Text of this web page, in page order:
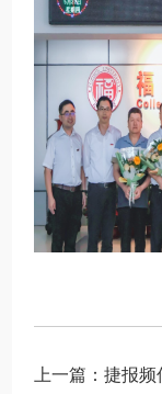
上一篇：捷报频